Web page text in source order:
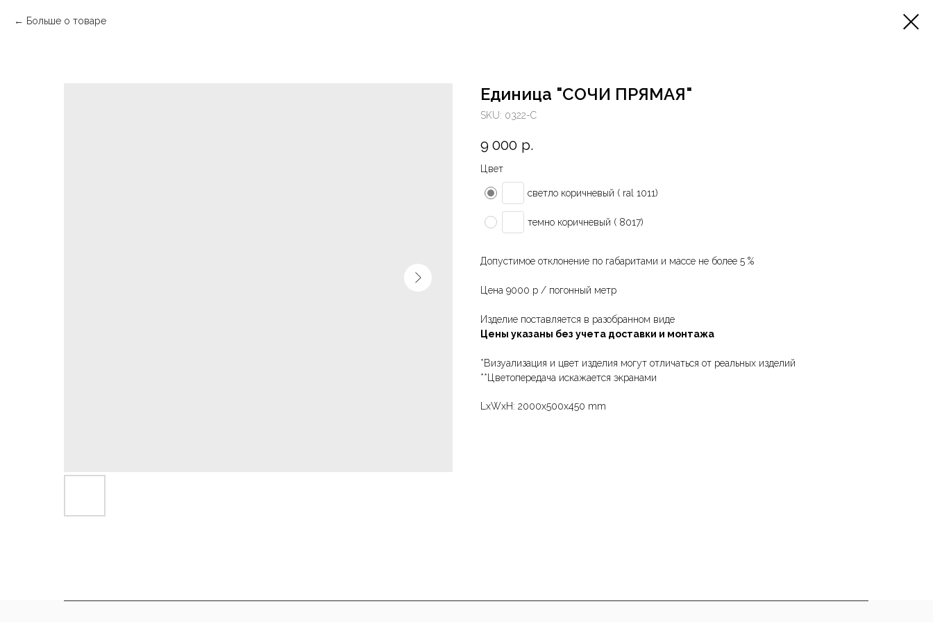
Больше о товаре
Единица "СОЧИ ПРЯМАЯ"
SKU: 0322-С
9 000 р.
Цвет
светло коричневый ( ral 1011)
темно коричневый ( 8017)
Допустимое отклонение по габаритами и массе не более 5 %
Цена 9000 р / погонный метр
Изделие поставляется в разобранном виде
Цены указаны без учета доставки и монтажа
*Визуализация и цвет изделия могут отличаться от реальных изделий
**Цветопередача искажается экранами
LxWxH: 2000x500x450 mm